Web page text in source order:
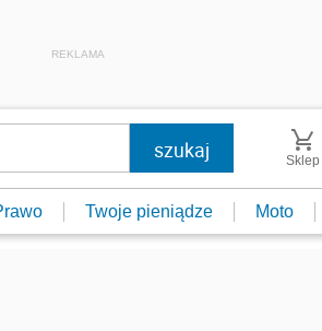
REKLAMA
Sklep
Twoje pieniądze Moto